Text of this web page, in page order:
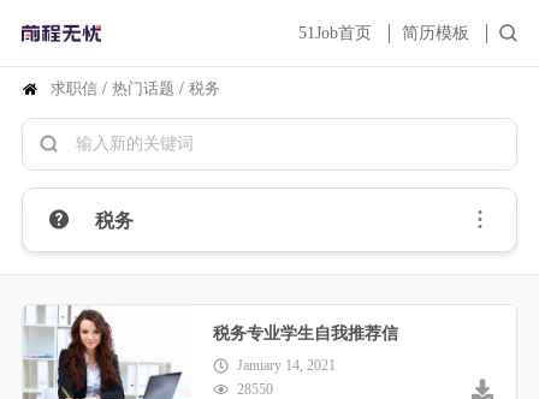
51Job首页 简历模板
求职信 / 热门话题 / 税务
税务
税务专业学生自我推荐信
January 14, 2021
28550